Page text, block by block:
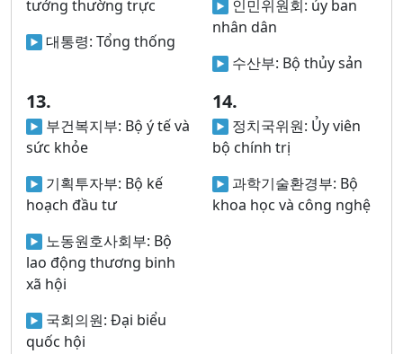
tướng thường trực
대통령: Tổng thống
인민위원회: ủy ban
nhân dân
수산부: Bộ thủy sản
13.
부건복지부: Bộ ý tế và
sức khỏe
기획투자부: Bộ kế
hoạch đầu tư
노동원호사회부: Bộ
lao động thương binh
xã hội
국회의원: Đại biểu
quốc hội
14.
정치국위원: Ủy viên
bộ chính trị
과학기술환경부: Bộ
khoa học và công nghệ